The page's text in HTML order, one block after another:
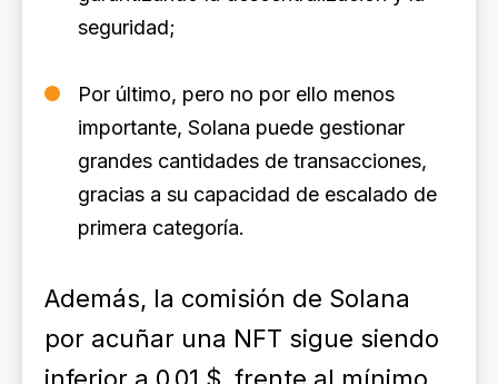
seguridad;
Por último, pero no por ello menos
importante, Solana puede gestionar
grandes cantidades de transacciones,
gracias a su capacidad de escalado de
primera categoría.
Además, la comisión de Solana
por acuñar una NFT sigue siendo